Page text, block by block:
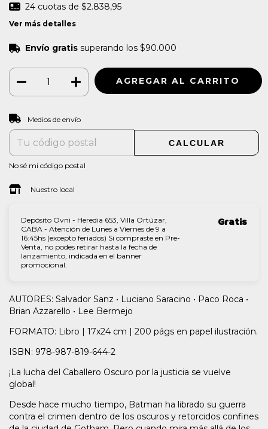
24 cuotas de $2.838,95
Ver más detalles
Envío gratis superando los $90.000
Entregas para el CP:
Medios de envío
CALCULAR
No sé mi código postal
Nuestro local
Depósito Ovni - Heredia 653, Villa Ortúzar,
CABA - Atención de Lunes a Viernes de 9 a
16:45hs (excepto feriados) Si compraste en Pre-
Venta, no podes retirar hasta la fecha de
lanzamiento, indicada en el banner
promocional.
Gratis
AUTORES: Salvador Sanz • Luciano Saracino • Paco Roca •
Brian Azzarello • Lee Bermejo
FORMATO: Libro | 17x24 cm | 200 págs en papel ilustración.
ISBN: 978-987-819-644-2
¡La lucha del Caballero Oscuro por la justicia se vuelve
global!
Desde hace mucho tiempo, Batman ha librado su guerra
contra el crimen dentro de los oscuros y retorcidos confines